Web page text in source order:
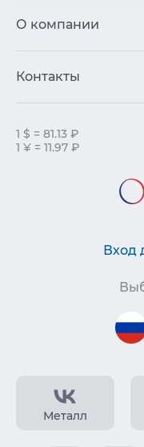
Металл
О компании
Контакты
1 $ = 81.13 ₽
1 ¥ = 11.97 ₽
Вход